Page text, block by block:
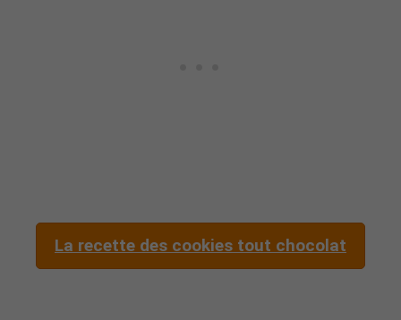
La recette des cookies tout chocolat